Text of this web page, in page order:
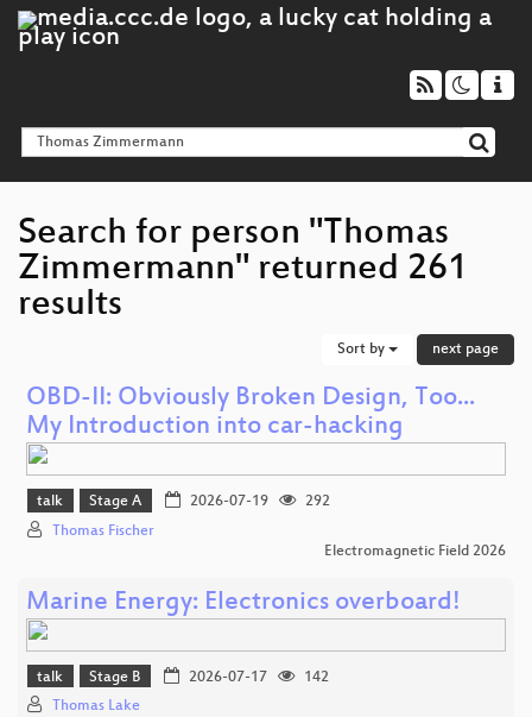
Search for person "Thomas
Zimmermann" returned 261
results
Sort by next page
OBD-II: Obviously Broken Design, Too...
My Introduction into car-hacking
talk Stage A 2026-07-19
292
Thomas Fischer
Electromagnetic Field 2026
Marine Energy: Electronics overboard!
talk Stage B 2026-07-17
142
Thomas Lake